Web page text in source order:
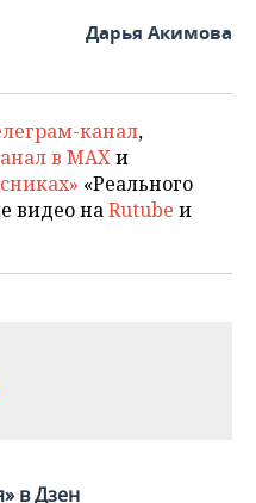
Дарья Акимова
канал,
в MAXи
«Реального
видео наRutube и
в Дзен